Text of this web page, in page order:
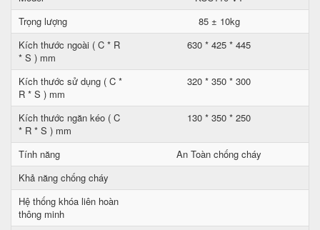
Trọng lượng
85 ± 10kg
Kích thước ngoài ( C * R
* S ) mm
630 * 425 * 445
Kích thước sử dụng ( C *
R * S ) mm
320 * 350 * 300
Kích thước ngăn kéo ( C
* R * S ) mm
130 * 350 * 250
Tính năng
An Toàn chống cháy
Khả năng chống cháy
Hệ thống khóa liên hoàn
thông minh